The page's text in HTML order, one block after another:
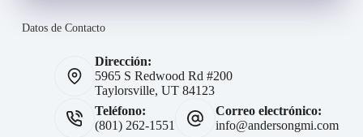
Datos de Contacto
Dirección:
5965 S Redwood Rd #200
Taylorsville, UT 84123
Teléfono:
(801) 262-1551
Correo electrónico:
info@andersongmi.com